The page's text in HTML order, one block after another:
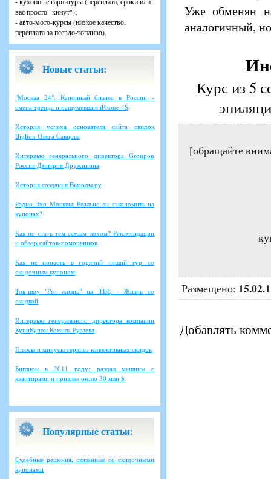
вас просто "кинут");
- авто-мото-курсы (низкое качество,
переплата за псевдо-топливо).
Новые статьи:
"Москва 24": Купонный бизнес в России -
смена тренда и нашумевшие iPhone 4S
История успеха основателя сайта скидок
Biglion Олега Савцова
Интервью генерального директора Groupon
Россия Дмитрия Дружинина
История создания Выгоды.ру
Радио Эхо Москвы: Реально ли сэкономить на
купонах?
Как не стать тем самым лохом? Рекомендации
и обзор сайтов-помощников
Как не попасть в горячий пеший тур со
скидочным купоном
Ток-шоу "Pro жизнь" на ТВЦ - Жизнь со
скидкой
Интервью генерального директора компании
КупиКупон Комила Рузаева
Плюсы и минусы сервиса коллективных скидок
Биглион в 2011 году: раздал машины с
квартирами и привлек около 30 млн $
Популярные статьи:
Судебные решения, связанные со скидочными
купонами
Уже обменян
аналогичный,
Курс из 5
[обращайте
Размещено:
Добавлять